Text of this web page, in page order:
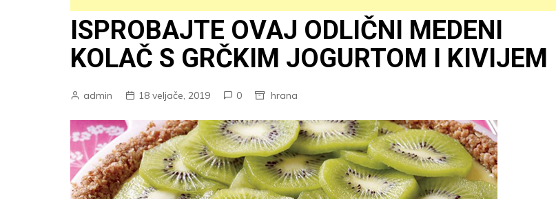
ISPROBAJTE OVAJ ODLIČNI MEDENI
KOLAČ S GRČKIM JOGURTOM I KIVIJEM
admin 18 veljače, 2019 0 hrana